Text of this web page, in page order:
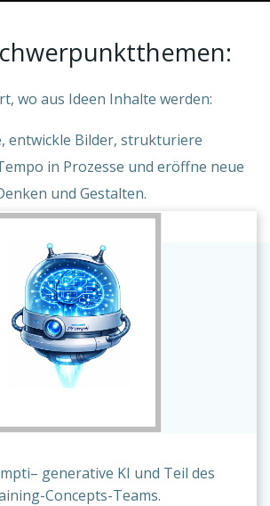
wo aus Ideen Inhalte werden:
entwickle Bilder, strukturiere
in Prozesse und eröffne neue
und Gestalten.
generative KI und Teil des
Concepts-Teams.